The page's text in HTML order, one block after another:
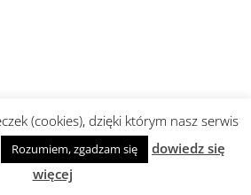
i wsparcie:abami agencja
(cookies), dzięki którym nasz serwis
Rozumiem, zgadzam się
dowiedz się
więcej